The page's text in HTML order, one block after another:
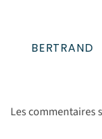
BERTRAND
Les commentaires